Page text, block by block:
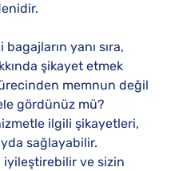
yanı sıra,
şikayet etmek
memnun değil
gördünüz mü?
ilgili şikayetleri,
sağlayabilir.
ve sizin